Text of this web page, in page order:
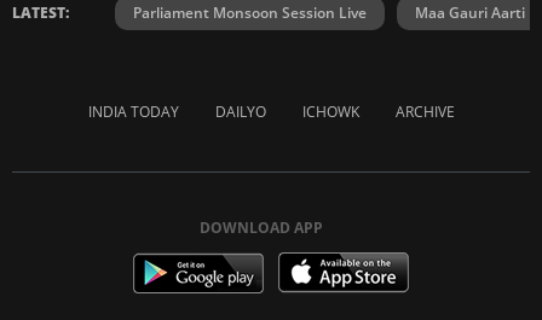
LATEST: Parliament Monsoon Session Live Maa Gauri Aarti
INDIA TODAY DAILYO ICHOWK ARCHIVE
DOWNLOAD APP